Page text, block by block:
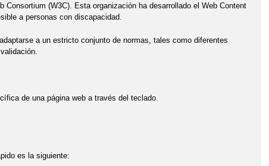
(W3C). Esta organización ha desarrollado el Web Content
a personas con discapacidad.
a un estricto conjunto de normas, tales como diferentes
de una página web a través del teclado.
es la siguiente: